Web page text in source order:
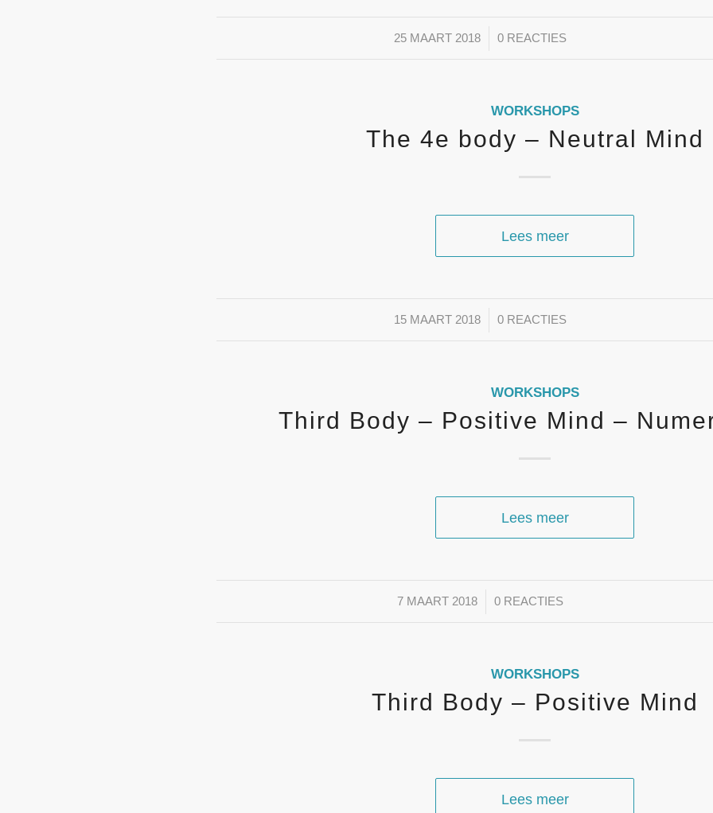
25 MAART 2018
/ 0 REACTIES
WORKSHOPS
The 4e body – Neutral Mind
Lees meer
15 MAART 2018
/ 0 REACTIES
WORKSHOPS
Third Body – Positive Mind –
Lees meer
7 MAART 2018
/ 0 REACTIES
WORKSHOPS
Third Body – Positive Mind
Lees meer